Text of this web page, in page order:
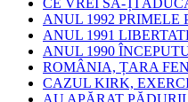
ANUL 1992 PRIMELE
ANUL 1991
ANUL 1990
ROMÂNIA, ȚARA
CAZUL KIRK,
AU APĂRAT